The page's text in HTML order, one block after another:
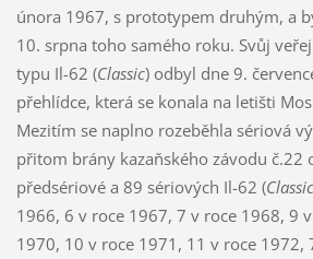
února 1967, s prototypem druhým, a
10. srpna toho samého roku. Svůj
typu Il-62 (Classic) odbyl dne 9.
přehlídce, která se konala na letišti
Mezitím se naplno rozeběhla sériová
přitom brány kazaňského závodu č.22
předsériové a 89 sériových Il-62 (Classic
1966, 6 v roce 1967, 7 v roce 1968, 9
1970, 10 v roce 1971, 11 v roce 1972,